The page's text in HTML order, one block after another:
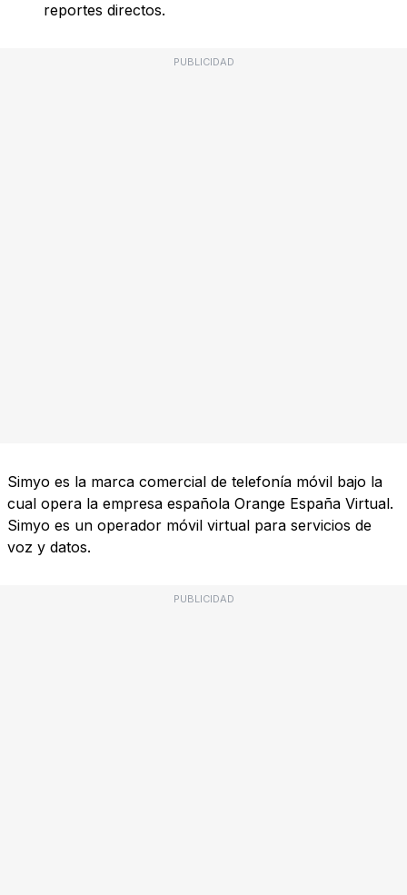
reportes directos.
PUBLICIDAD
Simyo es la marca comercial de telefonía móvil bajo la
cual opera la empresa española Orange España Virtual.
Simyo es un operador móvil virtual para servicios de
voz y datos.
PUBLICIDAD